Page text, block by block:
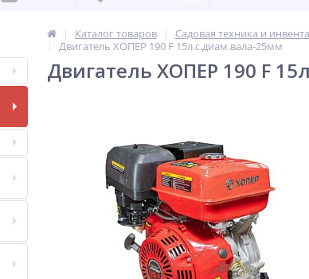
Каталог товаров Садовая техника и
Двигатель ХОПЕР 190 F 15л.с.диам.вала-25мм
Двигатель ХОПЕР 190 F